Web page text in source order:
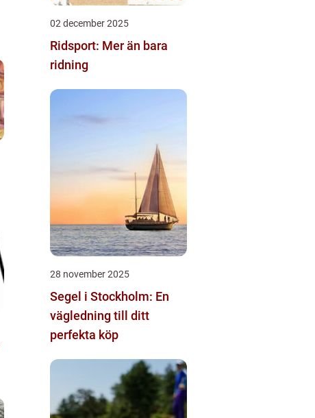
02 december 2025
Ridsport: Mer än bara
ridning
28 november 2025
Segel i Stockholm: En
vägledning till ditt
perfekta köp